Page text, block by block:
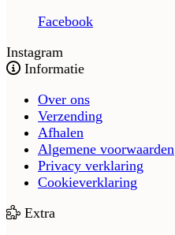
Facebook
Instagram
Informatie
Over ons
Verzending
Afhalen
Algemene voorwaarden
Privacy verklaring
Cookieverklaring
Extra